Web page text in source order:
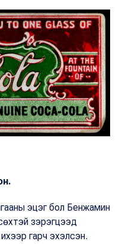
эцэг бол Бенжамин
зэрэгцээд
гарч эхэлсэн.